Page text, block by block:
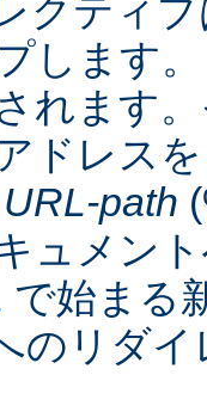
クティ
します
れます
ドレス
URL-path
ュメン
で始まる
のリダ